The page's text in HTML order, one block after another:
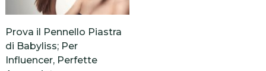
Prova il Pennello Piastra
di Babyliss; Per
Influencer, Perfette